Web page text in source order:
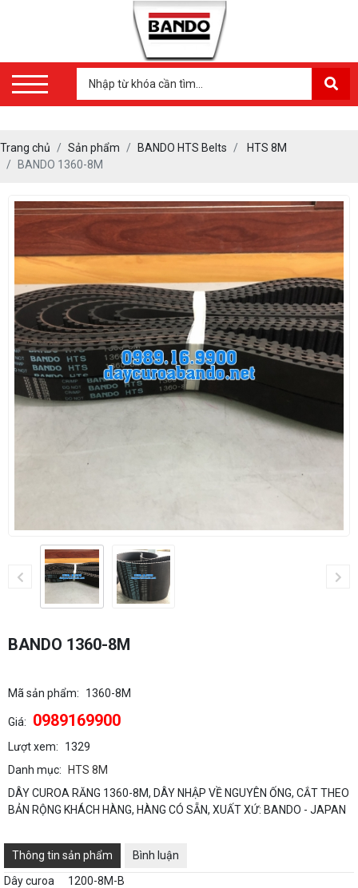
Trang chủ Sản phẩm BANDO HTS Belts
HTS 8M
BANDO 1360-8M
BANDO 1360-8M
Mã sản phẩm: 1360-8M
Giá: 0989169900
Lượt xem:
1329
Danh mục:
HTS 8M
DÂY CUROA RĂNG 1360-8M, DÂY NHẬP VỀ NGUYÊN ỐNG, CẮT THEO
BẢN RỘNG KHÁCH HÀNG, HÀNG CÓ SẴN, XUẤT XỨ: BANDO - JAPAN
Thông tin sản phẩm
Bình luận
Dây curoa
1200-8M-B